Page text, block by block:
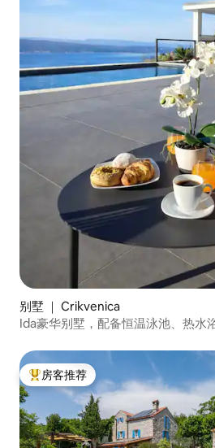
别墅 ｜ Crikvenica
Ida豪华别墅，配备恒温泳池、热水
热门「房客推荐」
房客推荐